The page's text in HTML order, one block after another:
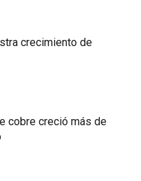
crecimiento de
cobre creció más de